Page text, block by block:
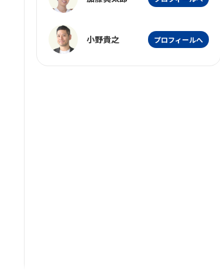
小野貴之 プロフィールへ